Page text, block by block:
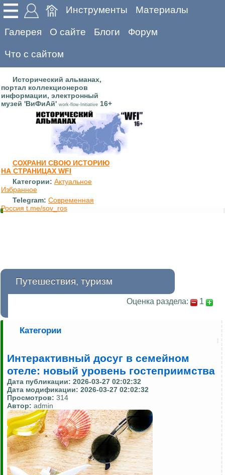
Инструменты Материалы
Галерея О сайте Блоги Форум
Что с сайтом
Исторический альманах,
портал коллекционеров
информации, электронный
музей 'ВиФиАй' work-flow-Initiative 16+
СОХРАНИ СВОЮ ИСТОРИЮ
НА СТРАНИЦАХ WFI
Категории: Актуальное
Избранное
Telegram: Современная
Россия t.me/sov_ros
Путешествия, туризм
Оценка раздела: 1
Категории
Интерактивный досуг в семейном
отеле: новый уровень гостеприимства
Дата публикации: 2026-03-27 02:02:32
Дата модификации: 2026-03-27 02:02:32
Просмотров: 314
Автор: admin